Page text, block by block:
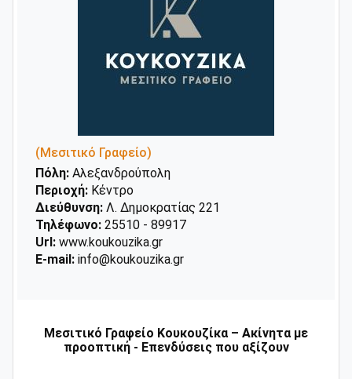
(Μεσιτικό Γραφείο)
Πόλη: Αλεξανδρούπολη
Περιοχή: Κέντρο
Διεύθυνση: Λ. Δημοκρατίας 221
Τηλέφωνο: 25510 - 89917
Url: www.koukouzika.gr
E-mail: info@koukouzika.gr
Μεσιτικό Γραφείο Κουκουζίκα – Ακίνητα με
προοπτική - Επενδύσεις που αξίζουν